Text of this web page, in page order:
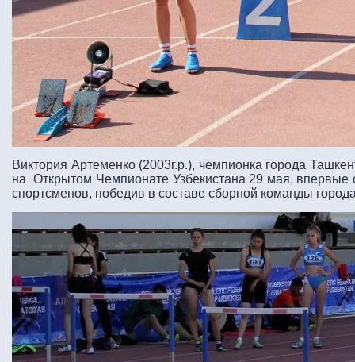
Виктория Артеменко (2003г.р.), чемпионка города
на Открытом Чемпионате Узбекистана 29 мая, впервые
спортсменов, победив в составе сборной команды